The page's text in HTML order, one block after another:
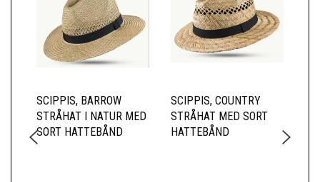
SCIPPIS, BARROW
STRÅHAT I NATUR MED
SORT HATTEBÅND
SCIPPIS, COUNTRY
STRÅHAT MED SORT
HATTEBÅND